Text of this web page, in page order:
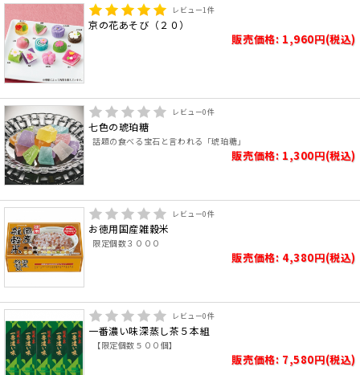
レビュー1件
京の花あそび（２０）
販売価格: 1,960円(税込)
レビュー0件
七色の琥珀糖
話題の食べる宝石と言われる「琥珀糖」
販売価格: 1,300円(税込)
レビュー0件
お徳用国産雑穀米
限定個数３０００
販売価格: 4,380円(税込)
レビュー0件
一番濃い味深蒸し茶５本組
【限定個数５００個】
販売価格: 7,580円(税込)